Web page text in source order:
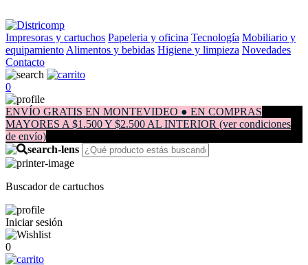
Impresoras y cartuchos Papeleria y oficina Tecnología Mobiliario y
equipamiento Alimentos y bebidas Higiene y limpieza Novedades
Contacto
0
ENVÍO GRATIS EN MONTEVIDEO ● EN COMPRAS
MAYORES A $1.500 Y $2.500 AL INTERIOR (ver condiciones
de envío)
Buscador de cartuchos
Iniciar sesión
0